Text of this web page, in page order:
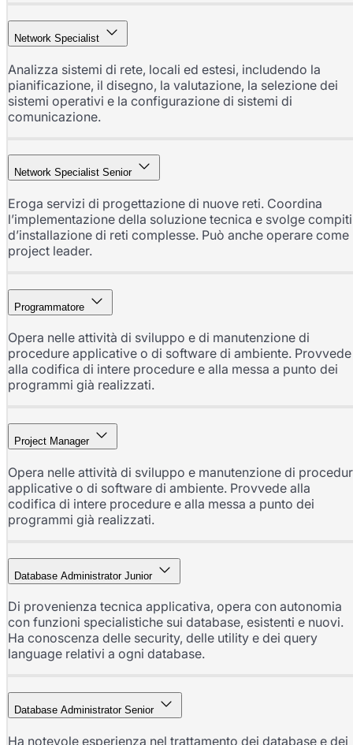
Network Specialist
Analizza sistemi di rete, locali ed estesi, includendo la
pianificazione, il disegno, la valutazione, la selezione dei
sistemi operativi e la configurazione di sistemi di
comunicazione.
Network Specialist Senior
Eroga servizi di progettazione di nuove reti. Coordina
l’implementazione della soluzione tecnica e svolge compiti
d’installazione di reti complesse. Può anche operare come
project leader.
Programmatore
Opera nelle attività di sviluppo e di manutenzione di
procedure applicative o di software di ambiente. Provvede
alla codifica di intere procedure e alla messa a punto dei
programmi già realizzati.
Project Manager
Opera nelle attività di sviluppo e manutenzione di
applicative o di software di ambiente. Provvede alla
codifica di intere procedure e alla messa a punto dei
programmi già realizzati.
Database Administrator Junior
Di provenienza tecnica applicativa, opera con autonomia
con funzioni specialistiche sui database, esistenti e nuovi.
Ha conoscenza delle security, delle utility e dei query
language relativi a ogni database.
Database Administrator Senior
Ha notevole esperienza nel trattamento dei database e dei